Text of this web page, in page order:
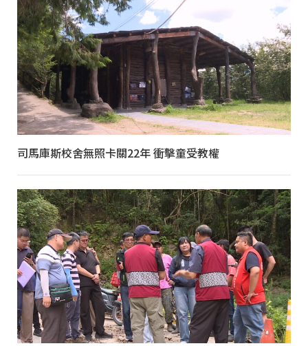
司馬庫斯校舍無照卡關22年 衝擊童受教權